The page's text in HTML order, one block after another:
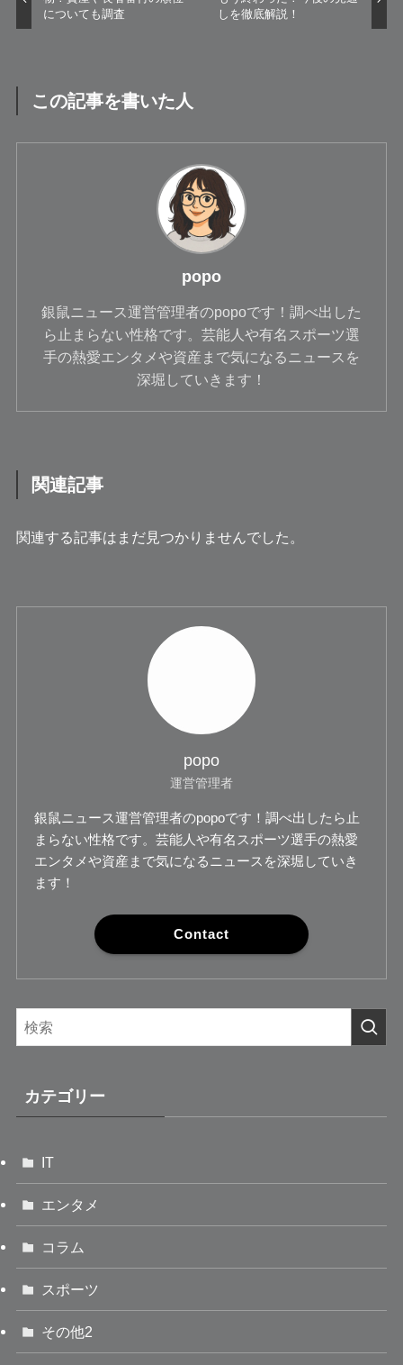
についても調査
しを徹底解説！
この記事を書いた人
popo
銀鼠ニュース運営管理者のpopoです！調べ出した
ら止まらない性格です。芸能人や有名スポーツ選
手の熱愛エンタメや資産まで気になるニュースを
深堀していきます！
関連記事
関連する記事はまだ見つかりませんでした。
popo
運営管理者
銀鼠ニュース運営管理者のpopoです！調べ出したら止
まらない性格です。芸能人や有名スポーツ選手の熱愛
エンタメや資産まで気になるニュースを深堀していき
ます！
Contact
カテゴリー
IT
エンタメ
コラム
スポーツ
その他2